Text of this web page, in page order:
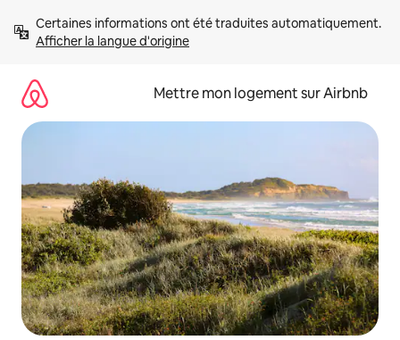
directement
Afficher la langue d'origine
Mettre mon logement sur Airbnb